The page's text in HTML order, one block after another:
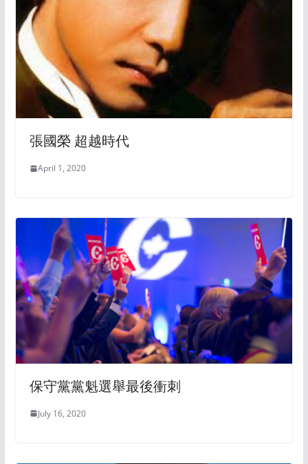
張國榮 超越時代
April 1, 2020
保守黨黨魁選舉最後衝刺
July 16, 2020